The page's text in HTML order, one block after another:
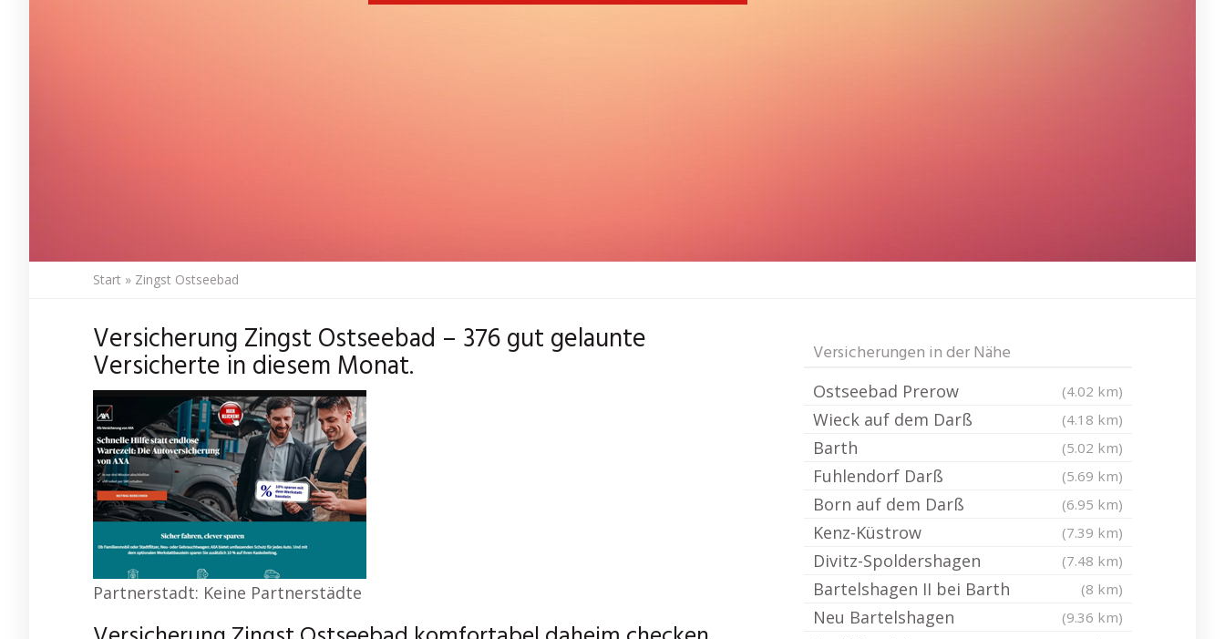
Start » Zingst Ostseebad
Versicherung Zingst Ostseebad – 376 gut gelaunte
Versicherte in diesem Monat.
Partnerstadt: Keine Partnerstädte
Versicherungen in der Nähe
Ostseebad Prerow (4.02 km)
Wieck auf dem Darß (4.18 km)
Barth (5.02 km)
Fuhlendorf Darß (5.69 km)
Born auf dem Darß (6.95 km)
Kenz-Küstrow (7.39 km)
Divitz-Spoldershagen (7.48 km)
Bartelshagen II bei Barth (8 km)
Neu Bartelshagen (9.36 km)